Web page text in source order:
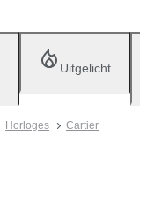
Uitgelicht
Horloges
Cartier